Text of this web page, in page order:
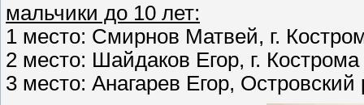
мальчики до 10 лет:
1 место: Смирнов Матвей, г.
2 место: Шайдаков Егор, г.
3 место: Анагарев Егор,